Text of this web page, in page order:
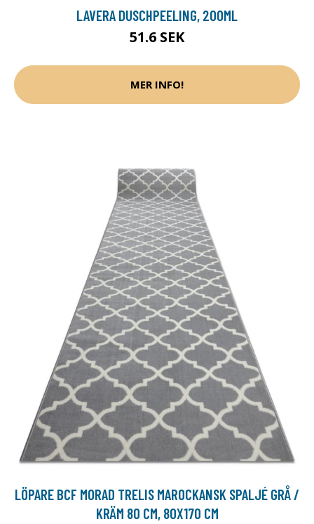
LAVERA DUSCHPEELING, 200ML
51.6 SEK
MER INFO!
LÖPARE BCF MORAD TRELIS MAROCKANSK SPALJÉ GRÅ /
KRÄM 80 CM, 80X170 CM